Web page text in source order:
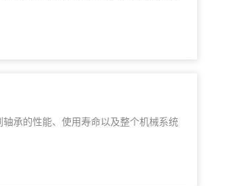
承的性能、使用寿命以及整个机械系统